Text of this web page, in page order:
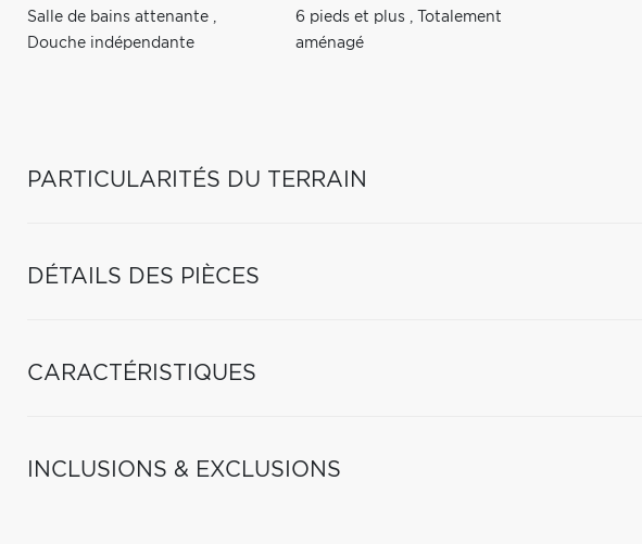
Salle de bains attenante ,
Douche indépendante
6 pieds et plus ,
Totalement
aménagé
PARTICULARITÉS DU TERRAIN
DÉTAILS DES PIÈCES
CARACTÉRISTIQUES
INCLUSIONS & EXCLUSIONS